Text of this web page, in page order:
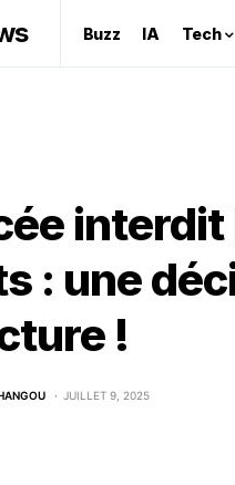
Buzz IA Tech
: une
!
JUILLET 9, 2025